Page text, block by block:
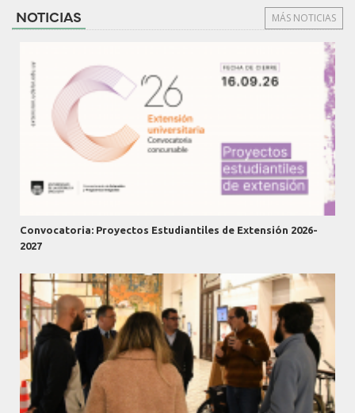
NOTICIAS MÁS NOTICIAS
Convocatoria: Proyectos Estudiantiles de Extensión 2026-
2027